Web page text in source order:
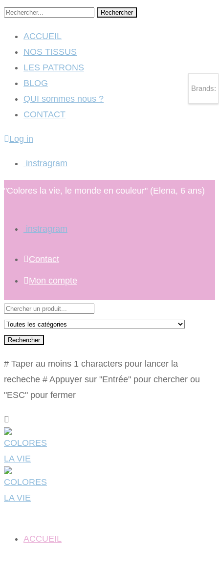
Rechercher
ACCUEIL
NOS TISSUS
LES PATRONS
BLOG
QUI sommes nous ?
CONTACT
Log in
instragram
"Colores la vie, le monde en couleur" (Elena, 6 ans)
instragram
Contact
Mon compte
Rechercher
# Taper au moins 1 characters pour lancer la
recheche # Appuyer sur "Entrée" pour chercher ou
"ESC" pour fermer
ACCUEIL
Brands: